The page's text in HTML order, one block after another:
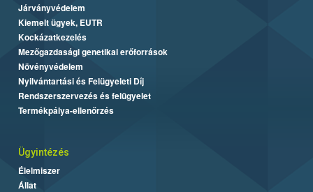
Járványvédelem
Kiemelt ügyek, EUTR
Kockázatkezelés
Mezőgazdasági genetikai erőforrások
Növényvédelem
Nyilvántartási és Felügyeleti Díj
Rendszerszervezés és felügyelet
Termékpálya-ellenőrzés
Ügyintézés
Élelmiszer
Állat